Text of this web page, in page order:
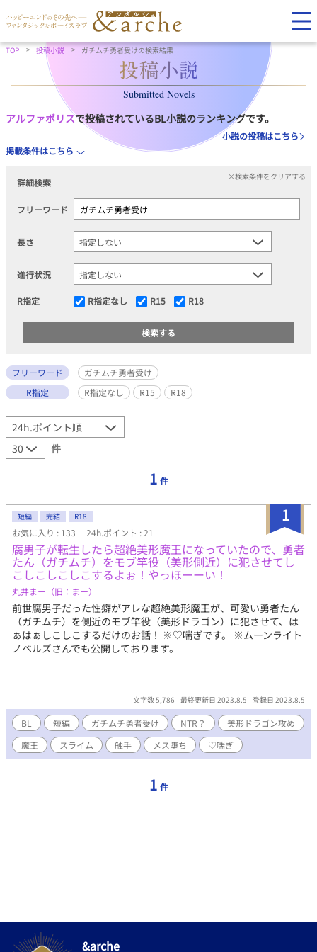
TOP 投稿小説 ガチムチ勇者受けの検索結果
Submitted Novels
アルファポリスで投稿されているBL小説のランキングです。
小説の投稿はこちら
掲載条件はこちら
詳細検索
×検索条件をクリアする
フリーワード
長さ
進行状況
R指定 R指定なし R15 R18
フリーワード
ガチムチ勇者受け
R指定
R指定なし R15 R18
件
1 件
1
短編 完結 R18
お気に入り : 133 24h.ポイント : 21
腐男子が転生したら超絶美形魔王になっていたので、勇者
たん（ガチムチ）をモブ竿役（美形側近）に犯させてし
こしこしこしこするよぉ！やっほーーい！
丸井まー（旧：まー）
前世腐男子だった性癖がアレな超絶美形魔王が、可愛い勇者たん
（ガチムチ）を側近のモブ竿役（美形ドラゴン）に犯させて、は
ぁはぁしこしこするだけのお話！ ※♡喘ぎです。 ※ムーンライト
ノベルズさんでも公開しております。
文字数 5,786 最終更新日 2023.8.5 登録日 2023.8.5
BL 短編 ガチムチ勇者受け NTR？
美形ドラゴン攻め
魔王
スライム 触手 メス堕ち ♡喘ぎ
1 件
&arche